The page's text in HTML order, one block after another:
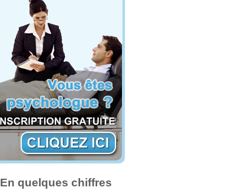
En quelques chiffres